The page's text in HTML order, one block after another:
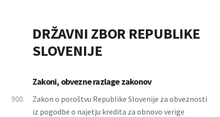
DRŽAVNI ZBOR REPUBLIKE
SLOVENIJE
Zakoni, obvezne razlage zakonov
900.
Zakon o poroštvu Republike Slovenije za obveznosti
iz pogodbe o najetju kredita za obnovo verige